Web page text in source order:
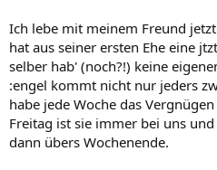
Ich lebe mit meinem Freund
hat aus seiner ersten Ehe eine
selber hab' (noch?!) keine
:engel kommt nicht nur jeders
habe jede Woche das
Freitag ist sie immer bei uns
dann übers Wochenende.